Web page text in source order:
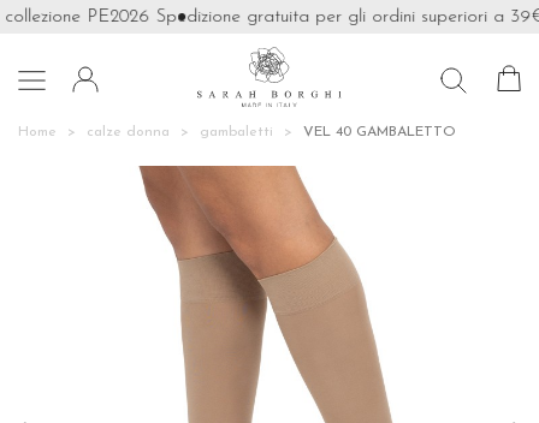
PE2026 Spedizione gratuita per gli ordini superiori a 39€

Home calze donna gambaletti VEL 40 GAMBALETTO